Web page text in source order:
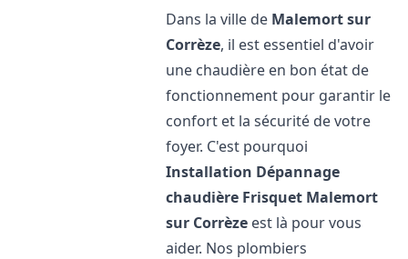
Dans la ville de Malemort sur
Corrèze, il est essentiel d'avoir
une chaudière en bon état de
fonctionnement pour garantir le
confort et la sécurité de votre
foyer. C'est pourquoi
Installation Dépannage
chaudière Frisquet Malemort
sur Corrèze est là pour vous
aider. Nos plombiers